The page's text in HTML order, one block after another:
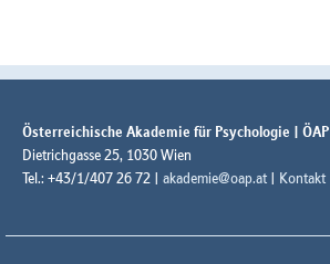
Österreichische Akademie für Psychologie | ÖAP
Dietrichgasse 25, 1030 Wien
Tel.: +43/1/407 26 72 | akademie@oap.at | Kontakt